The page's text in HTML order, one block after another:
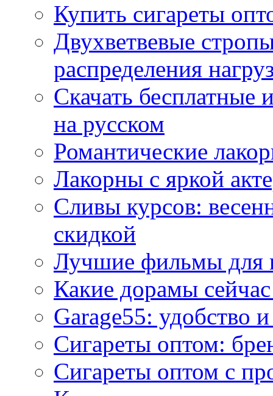
Купить сигареты
Двухветвевые
распределения
Скачать
на русском
Романтические
Лакорны с яркой
Сливы курсов:
скидкой
Лучшие фильмы для
Какие дорамы
Garage55: удобство
Сигареты оптом:
Сигареты оптом с